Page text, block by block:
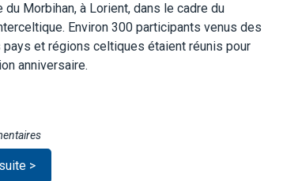
du Morbihan, à Lorient, dans le cadre du
Environ 300 participants venus des
et régions celtiques étaient réunis pour
anniversaire.
>